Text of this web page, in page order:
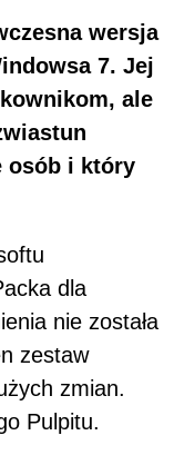
wersja
7. Jej
ale
osób i który
dla
nie została
zestaw
zmian.
Pulpitu.